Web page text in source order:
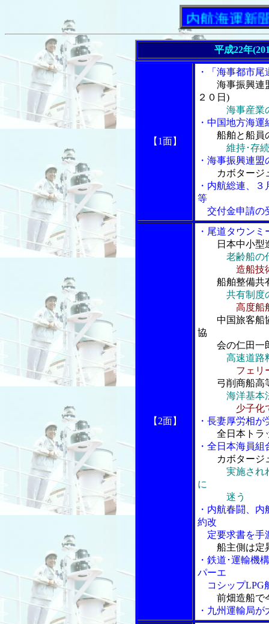
「内航海運新聞」ニ
平成22年
【1面】
・「海事都市
海事振興連
２０日)
海事産業
・中国地方海
船舶と船員
維持･存
・海事振興連盟
カボタージ
・内航総連、
等
交付金申請の
【2面】
・尾道タウン
日本中小型
老齢船の
造船技
船舶整備共
共有制度
高度船
中国旅客船協
協
会の仁田一
高速道路
フェリ
弓削商船高等
海洋基本
少子化
・長妻厚労相
全日本トラ
・全日本海員
カボタージ
実施され
に
迷う
・内航春闘、
約改
定要求書を手
船主側は定
・鉄道･運輸機
パーエ
コシップLPG
前畑造船で
・九州運輸局